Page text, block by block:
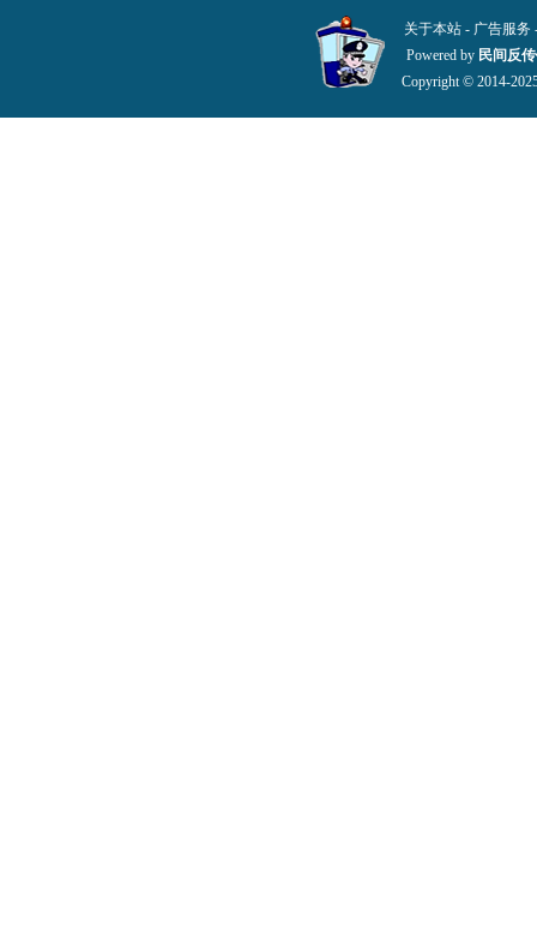
关于本站 - 广告服务
Powered by 民间反
Copyright © 2014-